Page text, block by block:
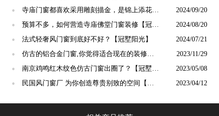
阳光】
●
寺庙门窗都喜欢采用雕刻描金，是锦上添花
吗？【冠墅阳光】
2024/09/20
●
预算不多，如何营造寺庙佛堂门窗装修【冠墅
阳光】
2024/08/20
● 法式轻奢风门窗到底好不好？【冠墅阳光】 2024/07/21
●
仿古的铝合金门窗,你觉得适合现在的装修吗?
【冠墅阳光】
2023/11/29
●
南京鸡鸣红木纹色仿古门窗出圈了？【冠墅阳
光】
2023/05/08
●
民国风门窗厂 为你创造尊贵别致的空间【冠
2023/04/12